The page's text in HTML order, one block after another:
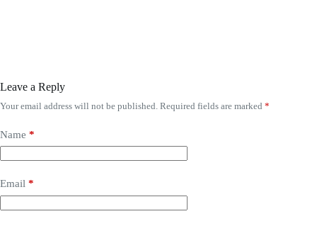
Leave a Reply
Your email address will not be published. Required fields are marked *
Name *
Email *